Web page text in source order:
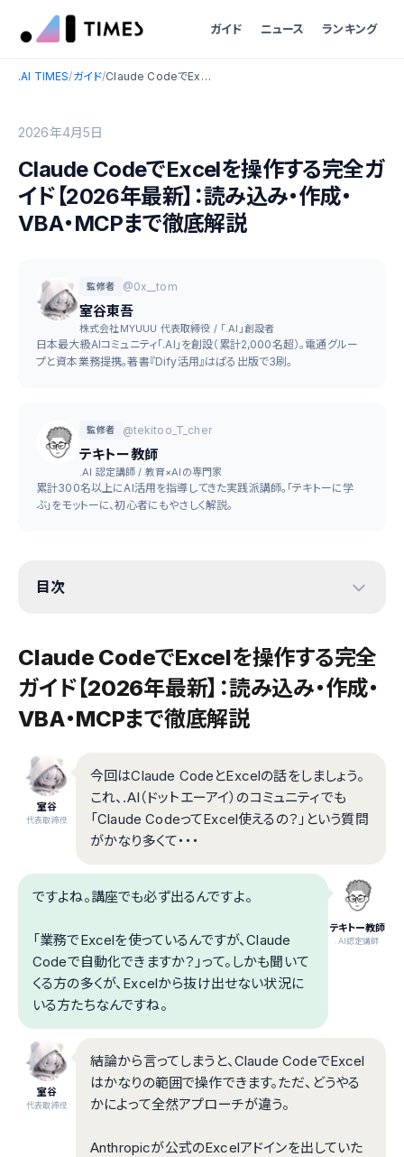
ガイド ニュース ランキング
.AI TIMES/ガイド/ Claude CodeでExcelを操作する完全ガイド【2026年最新】：読み込み・作成・VBA・MCPまで徹底解説
2026年4月5日
Claude CodeでExcelを操作する完全ガ
イド【2026年最新】：読み込み・作成・
VBA・MCPまで徹底解説
監修者 @0x__tom
室谷東吾
株式会社MYUUU 代表取締役 / 「.AI」創設者
日本最大級AIコミュニティ「.AI」を創設（累計2,000名超）。電通グルー
プと資本業務提携。著書『Dify活用』はぱる出版で3刷。
監修者 @tekitoo_T_cher
テキトー教師
.AI 認定講師 / 教育×AIの専門家
累計300名以上にAI活用を指導してきた実践派講師。「テキトーに学
ぶ」をモットーに、初心者にもやさしく解説。
目次
Claude CodeでExcelを操作する完全
ガイド【2026年最新】：読み込み・作成・
VBA・MCPまで徹底解説
室谷
代表取締役
今回はClaude CodeとExcelの話をしましょう。
これ、.AI（ドットエーアイ）のコミュニティでも
「Claude CodeってExcel使えるの？」という質問
がかなり多くて・・・
テキトー教師
.AI認定講師
ですよね。講座でも必ず出るんですよ。
「業務でExcelを使っているんですが、Claude
Codeで自動化できますか？」って。しかも聞いて
くる方の多くが、Excelから抜け出せない状況に
いる方たちなんですね。
室谷
代表取締役
結論から言ってしまうと、Claude CodeでExcel
はかなりの範囲で操作できます。ただ、どうやる
かによって全然アプローチが違う。
Anthropicが公式のExcelアドインを出していた